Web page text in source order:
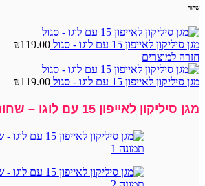
שחור
מגן סיליקון לאייפון 15 עם לוגו - סגול ₪119.00
חזרה למוצרים
מגן סיליקון לאייפון 15 עם לוגו - סגול ₪119.00
מגן סיליקון לאייפון 15 עם לוגו – שחור